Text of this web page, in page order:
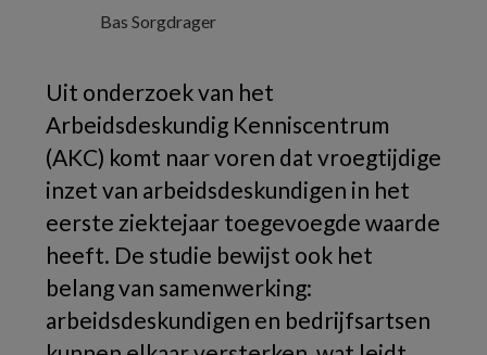
Bas Sorgdrager
Uit onderzoek van het
Arbeidsdeskundig Kenniscentrum
(AKC) komt naar voren dat vroegtijdige
inzet van arbeidsdeskundigen in het
eerste ziektejaar toegevoegde waarde
heeft. De studie bewijst ook het
belang van samenwerking:
arbeidsdeskundigen en bedrijfsartsen